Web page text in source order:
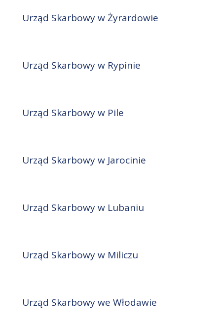
Urząd Skarbowy w Żyrardowie
Urząd Skarbowy w Rypinie
Urząd Skarbowy w Pile
Urząd Skarbowy w Jarocinie
Urząd Skarbowy w Lubaniu
Urząd Skarbowy w Miliczu
Urząd Skarbowy we Włodawie